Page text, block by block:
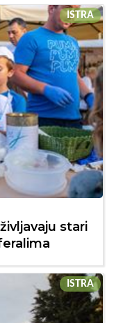
ISTRA
stari
ISTRA